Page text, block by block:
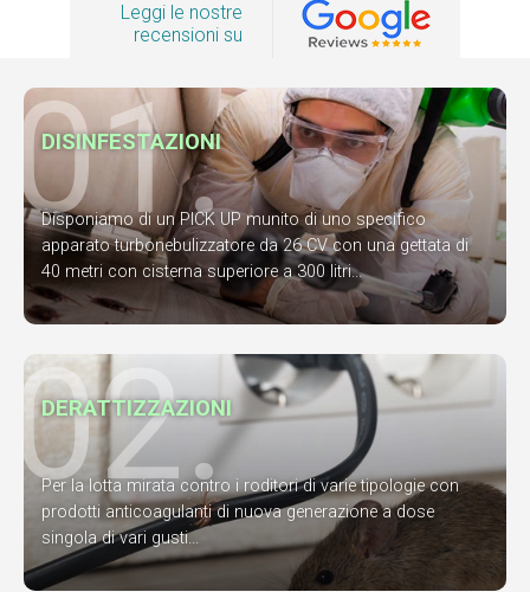
Leggi le nostre
recensioni su
01.
DISINFESTAZIONI
Disponiamo di un PICK UP munito di uno specifico
apparato turbonebulizzatore da 26 CV con una gettata di
40 metri con cisterna superiore a 300 litri...
02.
DERATTIZZAZIONI
Per la lotta mirata contro i roditori di varie tipologie con
prodotti anticoagulanti di nuova generazione a dose
singola di vari gusti...